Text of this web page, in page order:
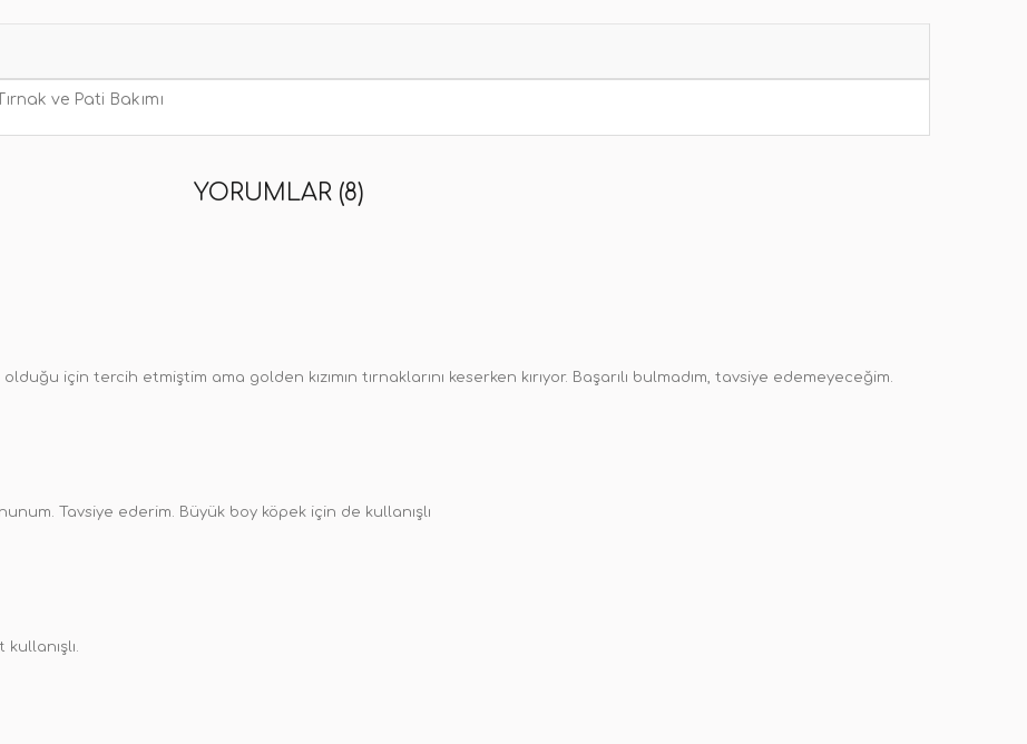
Tırnak ve Pati Bakımı
YORUMLAR (8)
olduğu için tercih etmiştim ama golden kızımın tırnaklarını keserken kırıyor. Başarılı bulmadım, tavsiye edemeyeceğim.
Tavsiye ederim. Büyük boy köpek için de kullanışlı
kullanışlı.